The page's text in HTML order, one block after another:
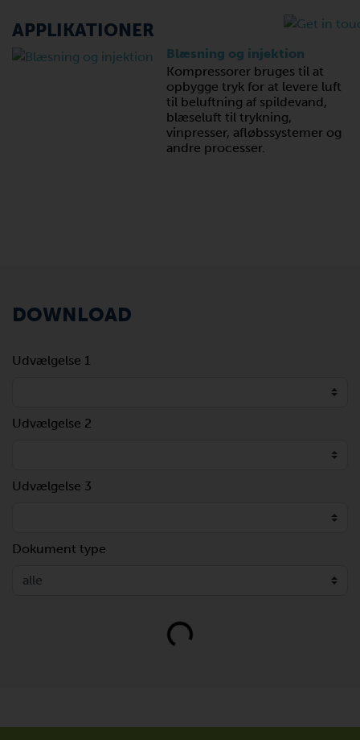
APPLIKATIONER
Blæsning og injektion
Kompressorer bruges til at
opbygge tryk for at levere luft
til beluftning af spildevand,
blæseluft til trykning,
vinpresser, afløbssystemer og
andre processer.
DOWNLOAD
Udvælgelse 1
Udvælgelse 2
Udvælgelse 3
Dokument type
Loading...